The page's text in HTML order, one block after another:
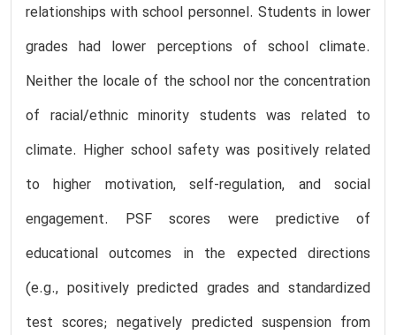
relationships with school personnel. Students in lower
grades had lower perceptions of school climate.
Neither the locale of the school nor the concentration
of racial/ethnic minority students was related to
climate. Higher school safety was positively related
to higher motivation, self-regulation, and social
engagement. PSF scores were predictive of
educational outcomes in the expected directions
(e.g., positively predicted grades and standardized
test scores; negatively predicted suspension from